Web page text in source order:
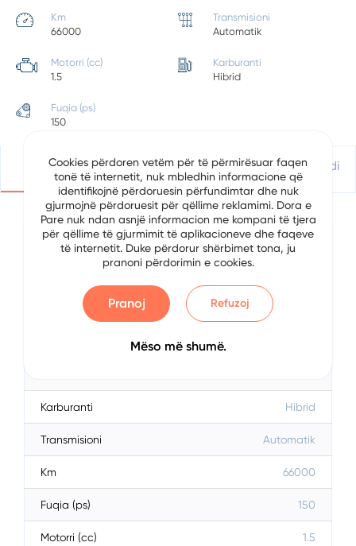
Km
66000
Transmisioni
Automatik
Motorri (cc)
1.5
Karburanti
Hibrid
Fuqia (ps)
150
Detajet Vendndodhje Apliko Për Kredi
Detajet e Automjetit
Volkswagen
Karburanti Hibrid
Transmisioni Automatik
Km 66000
Fuqia (ps) 150
Motorri (cc) 1.5
Cookies përdoren vetëm për të përmirësuar faqen
tonë të internetit, nuk mbledhin informacione që
identifikojnë përdoruesin përfundimtar dhe nuk
gjurmojnë përdoruesit për qëllime reklamimi. Dora e
Pare nuk ndan asnjë informacion me kompani të tjera
për qëllime të gjurmimit të aplikacioneve dhe faqeve
të internetit. Duke përdorur shërbimet tona, ju
pranoni përdorimin e cookies.
Pranoj Refuzoj
Mëso më shumë.